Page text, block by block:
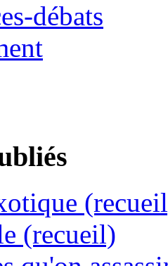
débats
(recueil)